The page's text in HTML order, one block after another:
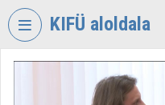
Fejléc kihagyása
KIFÜ aloldala
TORIUM